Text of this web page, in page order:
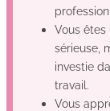
Vous êtes
sérieuse,
investie
travail.
Vous